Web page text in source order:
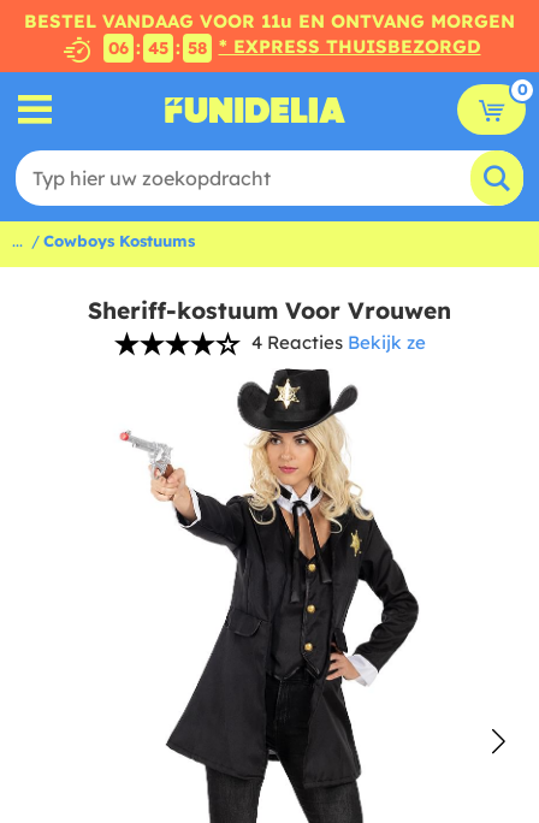
BESTEL VANDAAG VOOR 11u EN ONTVANG MORGEN
06 : 45 : 57 * EXPRESS THUISBEZORGD
0
... Cowboys Kostuums
Sheriff-kostuum Voor Vrouwen
4 Reacties Bekijk ze